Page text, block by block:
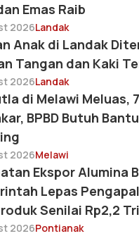
Emas Raib
2026Landak
Anak di Landak
Tangan dan Kaki
2026Landak
di Melawi Meluas,
BPBD Butuh
2026Melawi
Ekspor Alumina
Lepas
Senilai Rp2,2
2026Pontianak